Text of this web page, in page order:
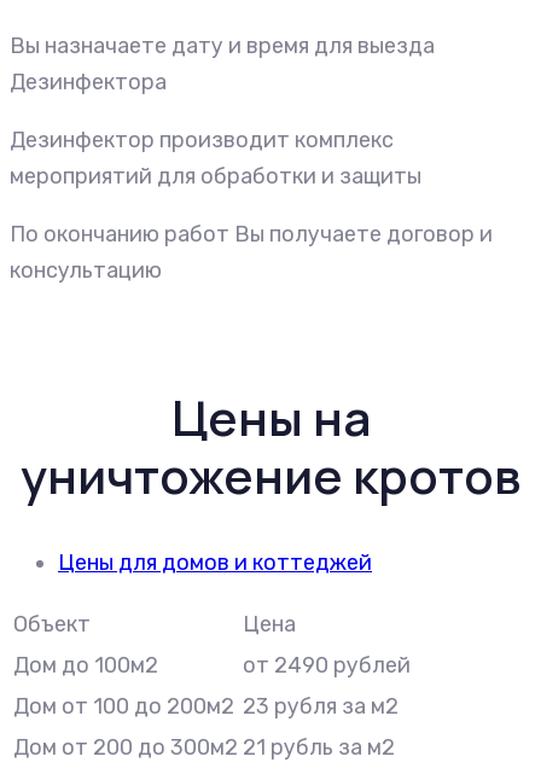
Вы назначаете дату и время для выезда
Дезинфектора
Дезинфектор производит комплекс
мероприятий для обработки и защиты
По окончанию работ Вы получаете договор и
консультацию
Цены на
уничтожение кротов
Цены для домов и коттеджей
Объект
Цена
Дом до 100м2
от 2490 рублей
Дом от 100 до 200м2 23 рубля за м2
Дом от 200 до 300м2 21 рубль за м2